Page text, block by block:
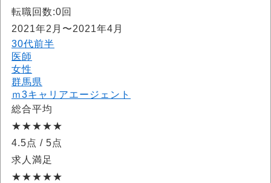
転職回数:0回
2021年2月〜2021年4月
30代前半
医師
女性
群馬県
ｍ3キャリアエージェント
総合平均
★★★★★
4.5点 / 5点
求人満足
★★★★★